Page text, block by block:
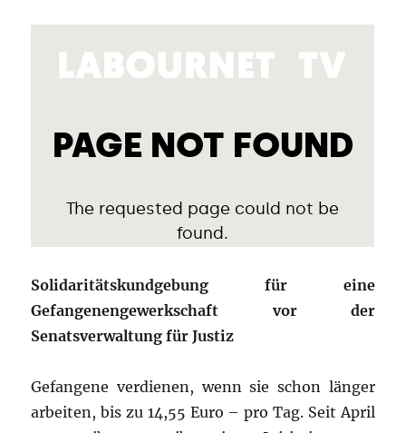
Solidaritätskundgebung für eine
Gefangenengewerkschaft vor der
Senatsverwaltung für Justiz
Gefangene verdienen, wenn sie schon länger
arbeiten, bis zu 14,55 Euro – pro Tag. Seit April